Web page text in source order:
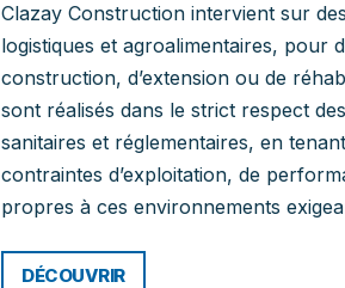
Clazay Construction intervient sur
logistiques et agroalimentaires, pour
construction, d’extension ou de
sont réalisés dans le strict respect
sanitaires et réglementaires, en
contraintes d’exploitation, de
propres à ces environnements
DÉCOUVRIR